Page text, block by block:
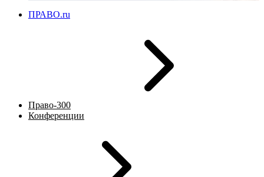
ПРАВО.ru
Право-300
Конференции